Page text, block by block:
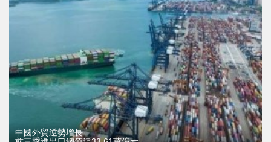
中國外貿逆勢增長